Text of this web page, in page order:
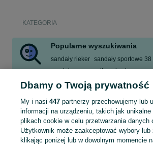
KATEGORIA
Popularne wyszukiwania
sandały rieker sandały sportowe 38
sandały guess ryłko skechers
Zobacz Więcej
Mapa kategorii
Dbamy o Twoją prywatność
My i nasi 447partnerzy przechowujemy lub
informacji na urządzeniu, takich jak
plikach cookie w celu przetwarzania danych
Użytkownik może zaakceptować wybory lub
klikając poniżej lub w dowolnym momencie